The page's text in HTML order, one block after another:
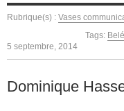
Rubrique(s) : Vases
Tags:
5 septembre, 2014
Dominique